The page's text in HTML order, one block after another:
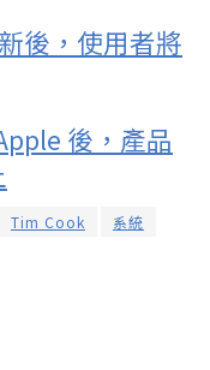
後，使用者將
後，產品
Tim Cook 系統